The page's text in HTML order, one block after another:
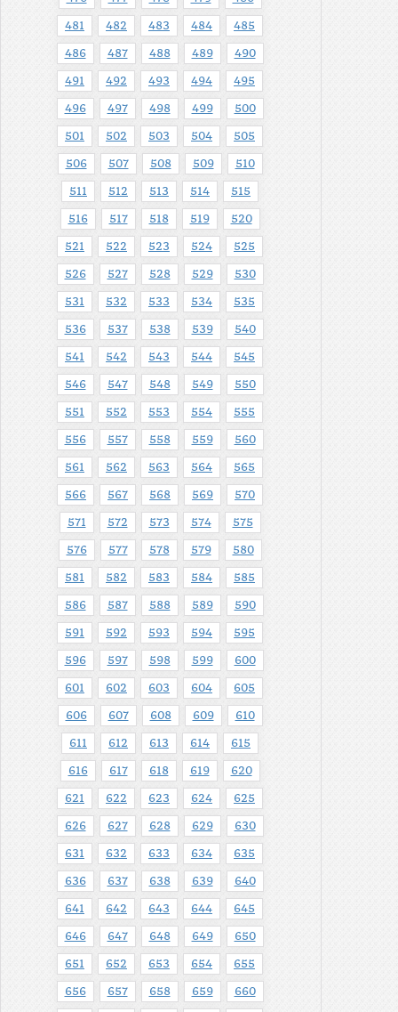
481 482 483 484 485
486 487 488 489 490
491 492 493 494 495
496 497 498 499 500
501 502 503 504 505
506 507 508 509 510
511 512 513 514 515
516 517 518 519 520
521 522 523 524 525
526 527 528 529 530
531 532 533 534 535
536 537 538 539 540
541 542 543 544 545
546 547 548 549 550
551 552 553 554 555
556 557 558 559 560
561 562 563 564 565
566 567 568 569 570
571 572 573 574 575
576 577 578 579 580
581 582 583 584 585
586 587 588 589 590
591 592 593 594 595
596 597 598 599 600
601 602 603 604 605
606 607 608 609 610
611 612 613 614 615
616 617 618 619 620
621 622 623 624 625
626 627 628 629 630
631 632 633 634 635
636 637 638 639 640
641 642 643 644 645
646 647 648 649 650
651 652 653 654 655
656 657 658 659 660